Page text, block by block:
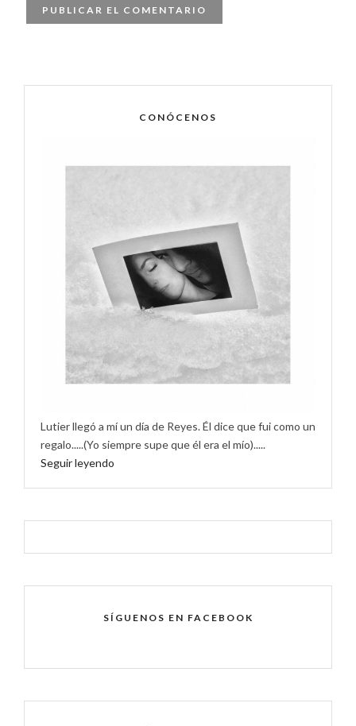
CONÓCENOS
Lutier llegó a mí un día de Reyes. Él dice que fui como un
regalo.....(Yo siempre supe que él era el mío).....
Seguir leyendo
SÍGUENOS EN FACEBOOK